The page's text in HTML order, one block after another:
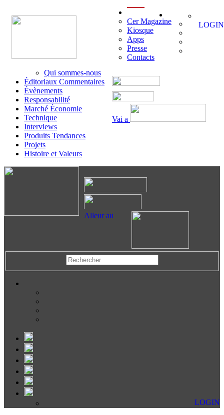
Vai a
Cer Magazine
Kiosque
Apps
Presse
Contacts
Qui sommes-nous
Éditoriaux Commentaires
Évènements
Responsabilité
Marché Économie
Technique
Interviews
Produits Tendances
Projets
Histoire et Valeurs
LOGIN
Alleur au
LOGIN